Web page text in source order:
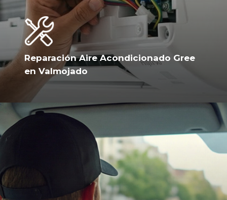
Reparación Aire Acondicionado Gree
en Valmojado